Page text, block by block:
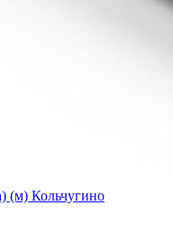
(м) Кольчугино